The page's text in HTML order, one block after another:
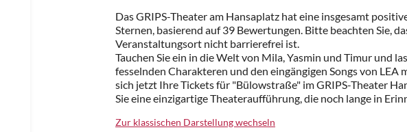
Das GRIPS-Theater am Hansaplatz hat eine insgesamt
Sternen, basierend auf 39 Bewertungen. Bitte beachten Sie,
Veranstaltungsort nicht barrierefrei ist.
Tauchen Sie ein in die Welt von Mila, Yasmin und Timur und
fesselnden Charakteren und den eingängigen Songs von LEA
sich jetzt Ihre Tickets für "Bülowstraße" im GRIPS-Theater
Sie eine einzigartige Theateraufführung, die noch lange in
Zur klassischen Darstellung wechseln